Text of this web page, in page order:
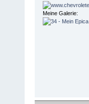
Meine Galerie: